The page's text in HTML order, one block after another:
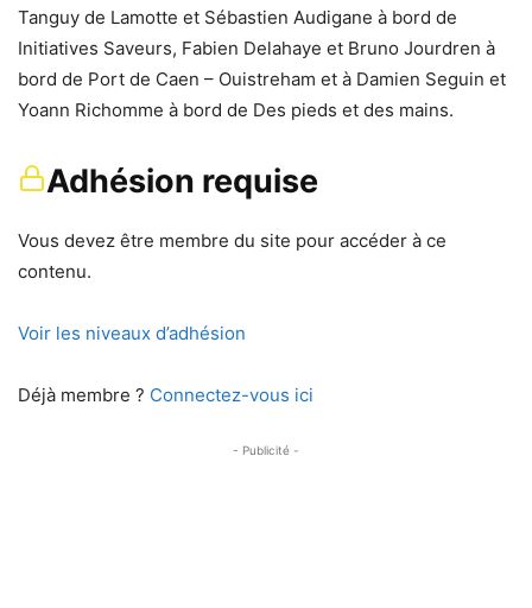
Tanguy de Lamotte et Sébastien Audigane à bord de
Initiatives Saveurs, Fabien Delahaye et Bruno Jourdren à
bord de Port de Caen – Ouistreham et à Damien Seguin et
Yoann Richomme à bord de Des pieds et des mains.
Adhésion requise
Vous devez être membre du site pour accéder à ce
contenu.
Voir les niveaux d’adhésion
Déjà membre ? Connectez-vous ici
- Publicité -